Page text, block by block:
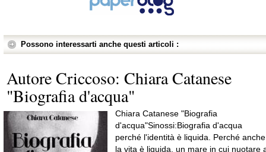
Possono interessarti anche questi articoli :
Autore Criccoso: Chiara Catanese
"Biografia d'acqua"
Chiara Catanese "Biografia
d'acqua"Sinossi:Biografia d'acqua
perché l'identità è liquida. Perché anche
la vita è liquida, un mare in cui nuotare